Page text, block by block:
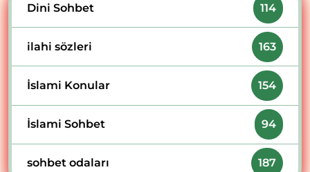
Dini Sohbet 114
ilahi sözleri 163
İslami Konular 154
İslami Sohbet 94
sohbet odaları 187